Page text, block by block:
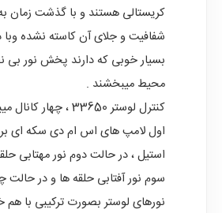
کریستالی هستند و با گذشت زمان
شفافیت و جلای آن کاسته نشده
بسیار خوبی که دارند پخش نور بی
محیط میبخشند .
کنترل لوستر 33650 ،
اول لامپ های اس ام دی سکه ای
استیل ، در حالت دوم نور مهتابی
سوم نور آفتابی حلقه ها و در حالت
نورهای لوستر بصورت ترکیبی با